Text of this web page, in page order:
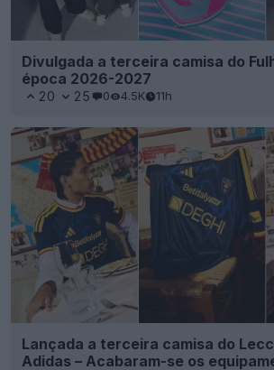
Divulgada a terceira camisa do
época 2026-2027
20 25 0 4.5K 11h
Lançada a terceira camisa do
Adidas – Acabaram-se os